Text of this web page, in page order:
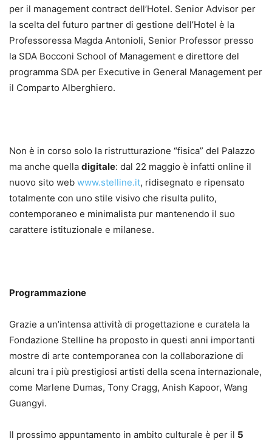
per il management contract dell’Hotel. Senior Advisor per
la scelta del futuro partner di gestione dell’Hotel è la
Professoressa Magda Antonioli, Senior Professor presso
la SDA Bocconi School of Management e direttore del
programma SDA per Executive in General Management per
il Comparto Alberghiero.
Non è in corso solo la ristrutturazione “fisica” del Palazzo
ma anche quella digitale: dal 22 maggio è infatti online il
nuovo sito web www.stelline.it, ridisegnato e ripensato
totalmente con uno stile visivo che risulta pulito,
contemporaneo e minimalista pur mantenendo il suo
carattere istituzionale e milanese.
Programmazione
Grazie a un’intensa attività di progettazione e curatela la
Fondazione Stelline ha proposto in questi anni importanti
mostre di arte contemporanea con la collaborazione di
alcuni tra i più prestigiosi artisti della scena internazionale,
come Marlene Dumas, Tony Cragg, Anish Kapoor, Wang
Guangyi.
Il prossimo appuntamento in ambito culturale è per il 5